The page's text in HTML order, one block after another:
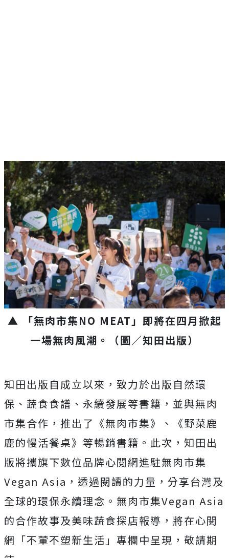
▲ 「無肉市集NO MEAT」即將在四月掀起
一場無肉風潮。（圖／知田出版）
知田出版自成立以來，致力於出版自然環
保、蔬食食譜、永續發展等書籍，並與無肉
市集合作，推出了《無肉市集》、《野菜鹿
鹿的慢活餐桌》等暢銷書籍。此次，知田出
版將攜旗下數位品牌心閱網進駐無肉市集
Vegan Asia，透過閱讀的力量，分享台灣及
全球的環保永續理念。無肉市集Vegan Asia
的合作故事及美味蔬食探店報導，將在心閱
網「不葷不塑新生活」專欄中呈現，敬請期